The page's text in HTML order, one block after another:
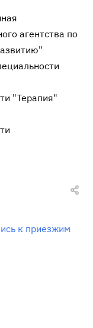
агентства по
"Терапия"